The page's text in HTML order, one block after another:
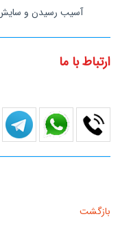
آسیب رسیدن و
ارتباط با ما
بازگشت